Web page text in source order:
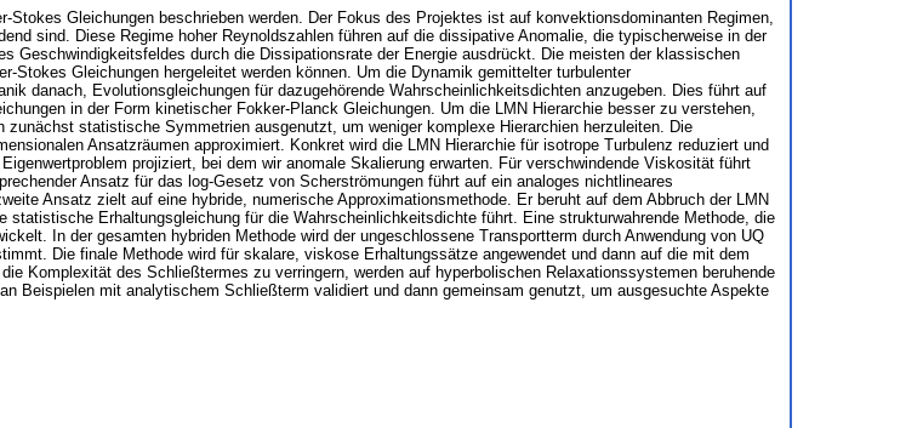
Gleichungen beschrieben werden. Der Fokus des Projektes ist auf konvektionsdominanten Regimen,
sind. Diese Regime hoher Reynoldszahlen führen auf die dissipative Anomalie, die typischerweise in der
Geschwindigkeitsfeldes durch die Dissipationsrate der Energie ausdrückt. Die meisten der klassischen
Gleichungen hergeleitet werden können. Um die Dynamik gemittelter turbulenter
danach, Evolutionsgleichungen für dazugehörende Wahrscheinlichkeitsdichten anzugeben. Dies führt auf
in der Form kinetischer Fokker-Planck Gleichungen. Um die LMN Hierarchie besser zu verstehen,
statistische Symmetrien ausgenutzt, um weniger komplexe Hierarchien herzuleiten. Die
Ansatzräumen approximiert. Konkret wird die LMN Hierarchie für isotrope Turbulenz reduziert und
projiziert, bei dem wir anomale Skalierung erwarten. Für verschwindende Viskosität führt
Ansatz für das log-Gesetz von Scherströmungen führt auf ein analoges nichtlineares
Ansatz zielt auf eine hybride, numerische Approximationsmethode. Er beruht auf dem Abbruch der LMN
Erhaltungsgleichung für die Wahrscheinlichkeitsdichte führt. Eine strukturwahrende Methode, die
In der gesamten hybriden Methode wird der ungeschlossene Transportterm durch Anwendung von UQ
Die finale Methode wird für skalare, viskose Erhaltungssätze angewendet und dann auf die mit dem
Komplexität des Schließtermes zu verringern, werden auf hyperbolischen Relaxationssystemen beruhende
Beispielen mit analytischem Schließterm validiert und dann gemeinsam genutzt, um ausgesuchte Aspekte